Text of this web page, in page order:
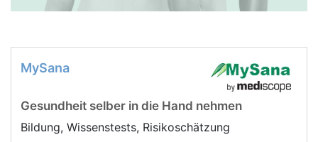
MySana
Gesundheit selber in die Hand nehmen
Bildung, Wissenstests, Risikoschätzung